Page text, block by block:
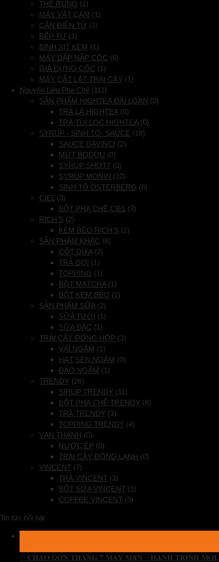
THẺ RUNG (1)
MÁY VẮT CAM (1)
CÂN ĐIỆN TỬ (1)
BẾP TỪ (1)
BÌNH XỊT KEM (1)
MÁY DẬP NẮP CỐC (6)
GIÁ ĐỰNG CỐC (1)
MÁY CẮT LÁT TRÁI CÂY (1)
Nguyên Liệu Pha Chế (111)
SẢN PHẨM HIGHTEA ĐÀI LOAN (0)
TRÀ LÁ HIGHTEA (0)
TRÀ TÚI LỌC HIGHTEA (0)
SYRUP - SINH TỐ- SAUCE (18)
SAUCE DAVINCI (2)
MỨT BODOU (0)
SYRUP SHOTT (0)
SYRUP MONIN (10)
SINH TỐ OSTERBERG (6)
CIEL (3)
BỘT PHA CHẾ CIEL (3)
RICH'S (2)
KEM BÉO RICH'S (2)
SẢN PHẨM KHÁC (6)
CỐT DỪA (2)
TRÀ GÓI (1)
TOPPING (1)
BỘT MATCHA (1)
BỘT KEM BÉO (1)
SẢN PHẨM SỮA (2)
SỮA TƯƠI (1)
SỮA ĐẶC (1)
TRÁI CÂY ĐÓNG HỘP (3)
VẢI NGÂM (1)
HẠT SEN NGÂM (0)
ĐÀO NGÂM (1)
TRENDY (26)
SIRUP TRENDY (11)
BỘT PHA CHẾ TRENDY (8)
TRÀ TRENDY (3)
TOPPING TRENDY (4)
VẠN THÀNH (0)
NƯỚC ÉP (0)
TRÁI CÂY ĐÔNG LẠNH (0)
VINCENT (7)
TRÀ VINCENT (3)
BỘT SỮA VINCENT (1)
COFFEE VINCENT (3)
Tin tức nổi bật
✨ 𝐂𝐇𝐀̀𝐎 Đ𝐎́𝐍 𝐓𝐇𝐀́𝐍𝐆 𝟕 𝐌𝐀𝐘 𝐌𝐀̆́𝐍 – 𝐇𝐀̀𝐍𝐇 𝐓𝐑𝐈̀𝐍𝐇 𝐌𝐎̛́𝐈,